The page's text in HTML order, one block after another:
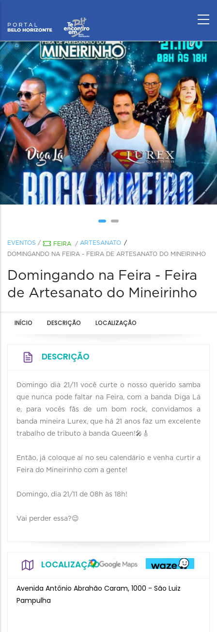
EVENTOS / FEIRA / ARTESANATO
DOMINGANDO NA FEIRA - FEIRA DE ARTESANATO DO MINEIRINHO
Domingando na Feira - Feira
de Artesanato do Mineirinho
INÍCIO DESCRIÇÃO LOCALIZAÇÃO
DESCRIÇÃO
Domingo dia 21/11 você curte o nosso querido samba
que nunca pode faltar na Feira, com a banda Diga Lá
e, para vocês fãs de um bom rock, convidamos a
banda mineira Lurex, que há 21 anos faz um excelente
trabalho de tributo à banda Queen!🎤🎸
Então, já coloque aí no seu calendário e venha curtir a
Feira do Mineirinho com a gente!
Domingo, dia 21/11 de 08h às 18h!
Vai perder essa?😉
LOCALIZAÇÃO
Avenida Antônio Abrahão Caram, 1000 - São Luiz
Pampulha